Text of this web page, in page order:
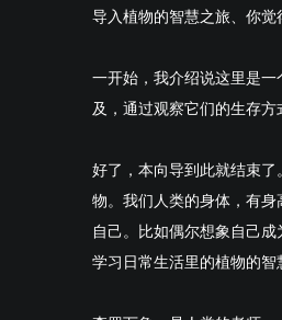
导入植物的智慧之旅、你觉
一开始，我介绍说这里是
及，通过观察它们的生存方
好了，本向导到此就结束
物。我们人类的身体，有
自己。比如偶尔想象自己
学习日常生活里的植物的智